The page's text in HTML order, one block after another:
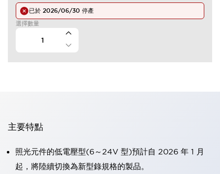
已於 2026/06/30 停產
選擇數量
主要特點
照光元件的低電壓型(6～24V 型)預計自 2026 年 1 月
起，將陸續切換為新型錄規格的製品。